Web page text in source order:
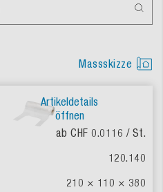
Massskizze
Artikeldetails
öffnen
ab CHF 0.0116 / St.
120.140
210 × 110 × 380